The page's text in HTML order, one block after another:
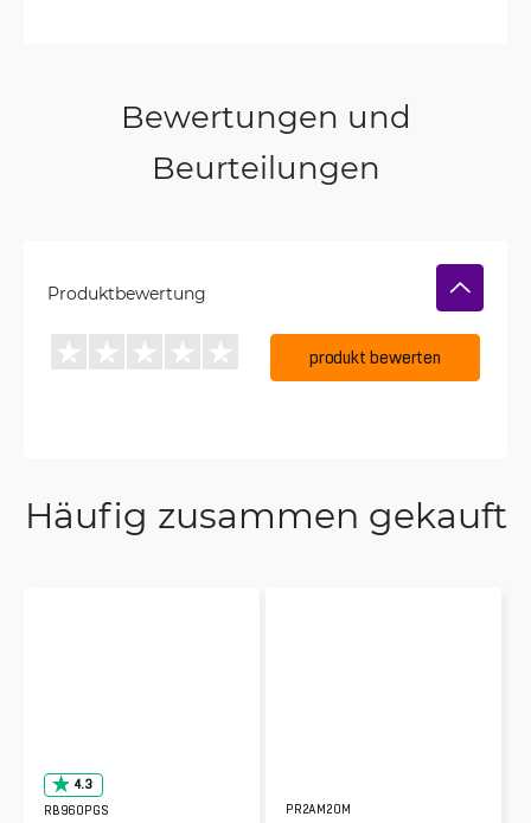
Bewertungen und
Beurteilungen
Produktbewertung
produkt bewerten
Häufig zusammen gekauft
4.3
RB960PGS PR2AM20M